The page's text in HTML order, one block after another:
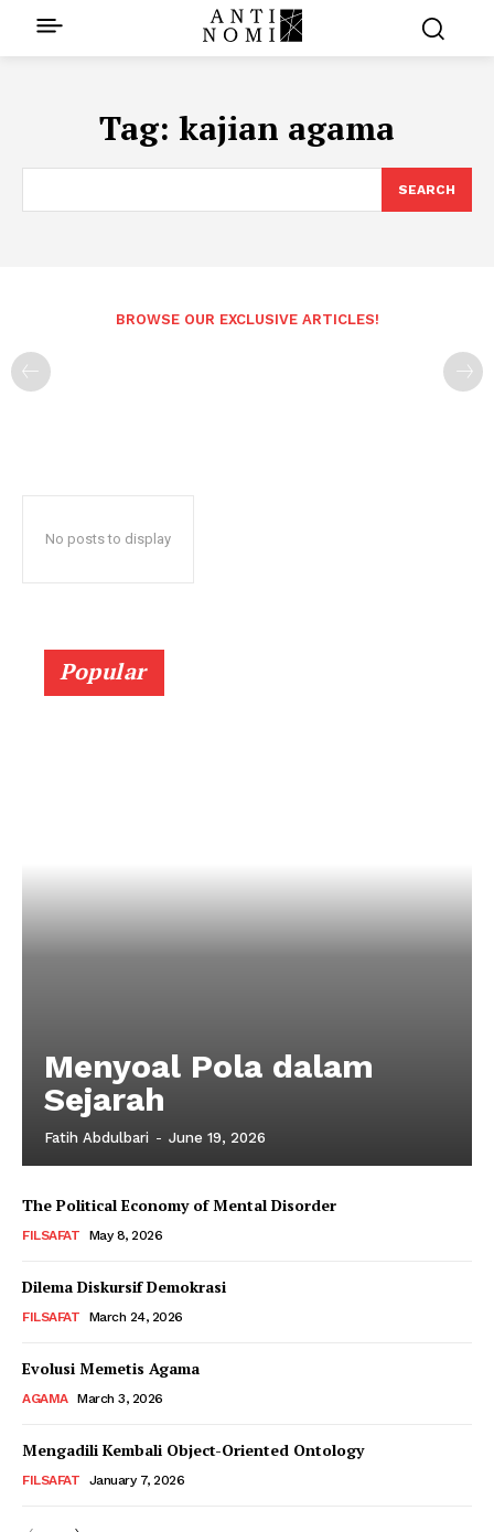
Tag: kajian agama
SEARCH
BROWSE OUR EXCLUSIVE ARTICLES!
No posts to display
Popular
Menyoal Pola dalam
Sejarah
Fatih Abdulbari - June 19, 2026
The Political Economy of Mental Disorder
FILSAFAT May 8, 2026
Dilema Diskursif Demokrasi
FILSAFAT March 24, 2026
Evolusi Memetis Agama
AGAMA March 3, 2026
Mengadili Kembali Object-Oriented Ontology
FILSAFAT January 7, 2026